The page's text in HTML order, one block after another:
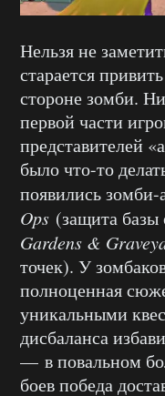
Нельзя не
старается
стороне зомби.
первой части
представителей
было что-то
появились
Ops (защита базы
Gardens &
точек). У
полноценная
уникальными
дисбаланса
— в повальном
боев победа